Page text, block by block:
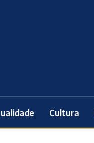
Cultura